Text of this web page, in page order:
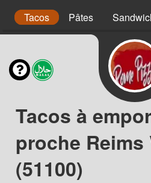
Tacos Pâtes
Tacos à
proche Reims
(51100)